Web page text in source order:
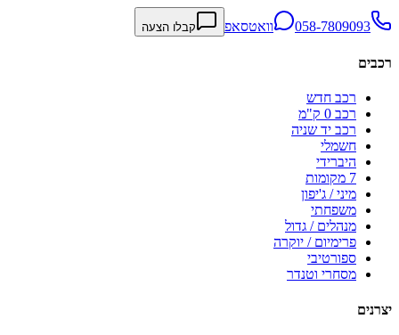
058-7809093 וואטסאפ קבלו הצעה
רכבים
רכב חדש
רכב 0 ק"מ
רכב יד שניה
חשמלי
היברידי
7 מקומות
מיני / ג'יפון
משפחתי
מנהלים / גדול
פרימיום / יוקרה
ספורטיבי
מסחרי וטנדר
יצרנים